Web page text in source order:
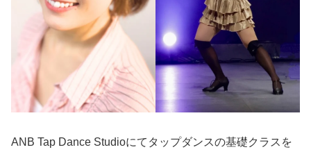
ANB Tap Dance Studioにてタップダンスの基礎クラスを